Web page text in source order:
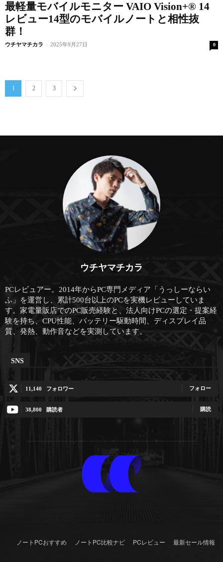
最軽量モバイルモニター VAIO Vision+® 14
レビュー14型のモバイルノートと相性抜
群！
ウチヤマチカラ - 2025年9月27日 0
1 2 3
ウチヤマチカラ
PCレビュアー。2014年からPC専門メディア「うっしーならい
ふ」を運営し、累計500台以上のPCを実機レビューしていま
す。家電量販店でのPC販売経験と、法人向けPCの選定・提案経
験を持ち、CPU性能、バッテリー駆動時間、ディスプレイ品
質、発熱、動作音などを実測しています。
SNS
11,140 フォロワー フォロー
38,800 購読者 購読
ノートPCおすすめ ノートPC比較ナビ PCレビュー 最新セール情報